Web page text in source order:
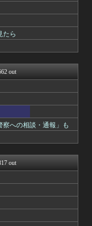
優 | ラブ...
メ発信場-
放送局
優 | ラブ...
とめ
ない
とめ速報
ーススレッド
とめ速報-
とめ速報
たら
out
への相談・通報」も
out